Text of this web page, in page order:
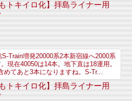
トキイロ化】拝島ライナー用
Train増発20000系2本新宿線へ2000系
現在40050は14本。地下直は18運用。
めてあと3本になりますね。S-Tr...
トキイロ化】拝島ライナー用